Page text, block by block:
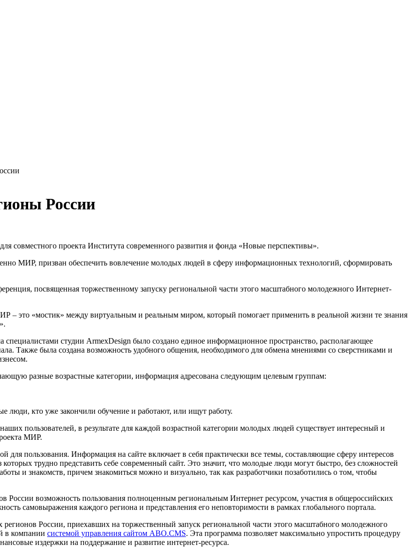
России
совместного проекта Института современного развития и фонда «Новые перспективы».
МИР, призван обеспечить вовлечение молодых людей в сферу информационных технологий, сформировать
посвященная торжественному запуску региональной части этого масштабного молодежного Интернет-
– это «мостик» между виртуальным и реальным миром, который помогает применить в реальной жизни те знания
специалистами студии ArmexDesign было создано единое информационное пространство, располагающее
Также была создана возможность удобного общения, необходимого для обмена мнениями со сверстниками и
разные возрастные категории, информация адресована следующим целевым группам:
люди, кто уже закончили обучение и работают, или ищут работу.
пользователей, в результате для каждой возрастной категории молодых людей существует интересный и
МИР.
для пользования. Информация на сайте включает в себя практически все темы, составляющие сферу интересов
трудно представить себе современный сайт. Это значит, что молодые люди могут быстро, без сложностей
и знакомств, причем знакомиться можно и визуально, так как разработчики позаботились о том, чтобы
России возможность пользования полноценным региональным Интернет ресурсом, участия в общероссийских
самовыражения каждого региона и представления его неповторимости в рамках глобального портала.
России, приехавших на торжественный запуск региональной части этого масштабного молодежного
в компании системой управления сайтом ABO.CMS. Эта программа позволяет максимально упростить процедуру
издержки на поддержание и развитие интернет-ресурса.